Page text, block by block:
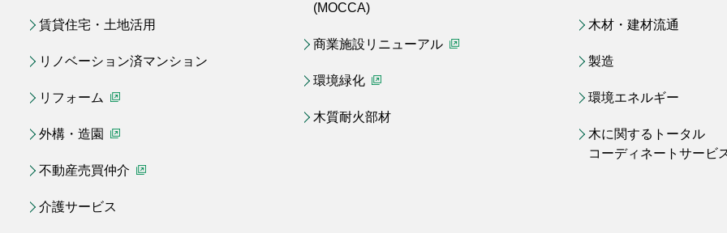
賃貸住宅・土地活用
リノベーション済マンション
リフォーム （別ウィンドウで開く）
外構・造園 （別ウィンドウで開く）
不動産売買仲介 （別ウィンドウで開く）
介護サービス
(MOCCA)
商業施設リニューアル （別ウィンドウで開く）
環境緑化 （別ウィンドウで開く）
木質耐火部材
木材・建材流通
製造
環境エネルギー
木に関するトータル
コーディネートサービ